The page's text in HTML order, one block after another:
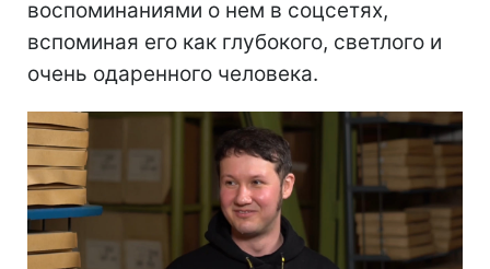
воспоминаниями о нем в соцсетях,
вспоминая его как глубокого, светлого и
очень одаренного человека.